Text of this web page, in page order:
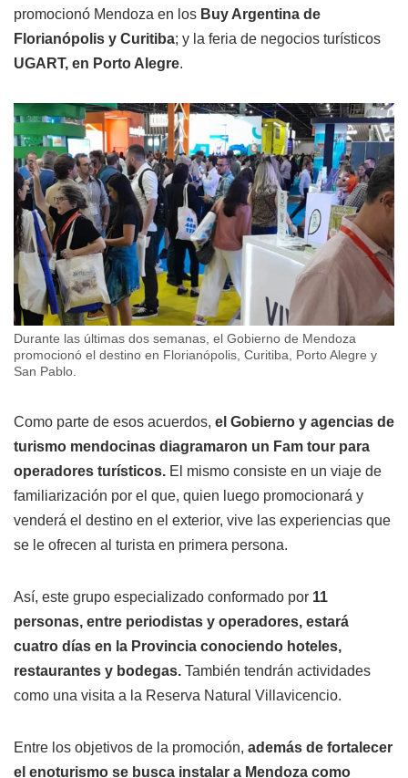
promocionó Mendoza en los Buy Argentina de
Florianópolis y Curitiba; y la feria de negocios turísticos
UGART, en Porto Alegre.
Durante las últimas dos semanas, el Gobierno de Mendoza
promocionó el destino en Florianópolis, Curitiba, Porto Alegre y
San Pablo.
Como parte de esos acuerdos, el Gobierno y agencias de
turismo mendocinas diagramaron un Fam tour para
operadores turísticos. El mismo consiste en un viaje de
familiarización por el que, quien luego promocionará y
venderá el destino en el exterior, vive las experiencias que
se le ofrecen al turista en primera persona.
Así, este grupo especializado conformado por 11
personas, entre periodistas y operadores, estará
cuatro días en la Provincia conociendo hoteles,
restaurantes y bodegas. También tendrán actividades
como una visita a la Reserva Natural Villavicencio.
Entre los objetivos de la promoción, además de fortalecer
el enoturismo se busca instalar a Mendoza como